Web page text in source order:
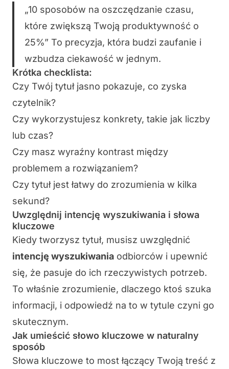
„10 sposobów na oszczędzanie czasu,
które zwiększą Twoją produktywność o
25%” To precyzja, która budzi zaufanie i
wzbudza ciekawość w jednym.
Krótka checklista:
Czy Twój tytuł jasno pokazuje, co zyska
czytelnik?
Czy wykorzystujesz konkrety, takie jak liczby
lub czas?
Czy masz wyraźny kontrast między
problemem a rozwiązaniem?
Czy tytuł jest łatwy do zrozumienia w kilka
sekund?
Uwzględnij intencję wyszukiwania i słowa
kluczowe
Kiedy tworzysz tytuł, musisz uwzględnić
intencję wyszukiwania odbiorców i upewnić
się, że pasuje do ich rzeczywistych potrzeb.
To właśnie zrozumienie, dlaczego ktoś szuka
informacji, i odpowiedź na to w tytule czyni go
skutecznym.
Jak umieścić słowo kluczowe w naturalny
sposób
Słowa kluczowe to most łączący Twoją treść z